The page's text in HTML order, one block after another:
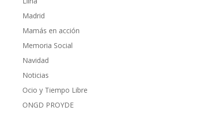
Madrid
Mamás en acción
Memoria Social
Navidad
Noticias
Ocio y Tiempo Libre
ONGD PROYDE